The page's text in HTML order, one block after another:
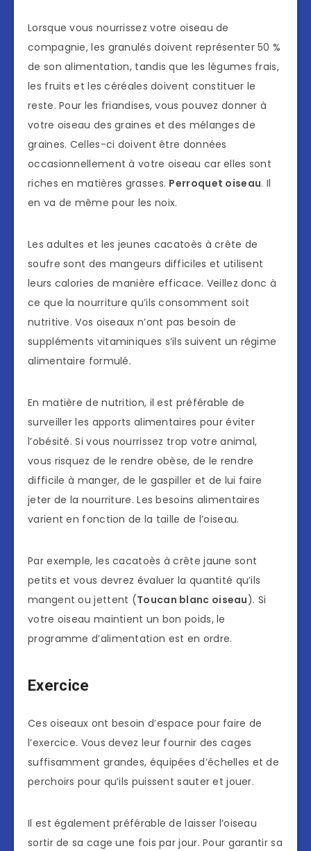
Lorsque vous nourrissez votre oiseau de
compagnie, les granulés doivent représenter 50 %
de son alimentation, tandis que les légumes frais,
les fruits et les céréales doivent constituer le
reste. Pour les friandises, vous pouvez donner à
votre oiseau des graines et des mélanges de
graines. Celles-ci doivent être données
occasionnellement à votre oiseau car elles sont
riches en matières grasses. Perroquet oiseau. Il
en va de même pour les noix.
Les adultes et les jeunes cacatoès à crête de
soufre sont des mangeurs difficiles et utilisent
leurs calories de manière efficace. Veillez donc à
ce que la nourriture qu’ils consomment soit
nutritive. Vos oiseaux n’ont pas besoin de
suppléments vitaminiques s’ils suivent un régime
alimentaire formulé.
En matière de nutrition, il est préférable de
surveiller les apports alimentaires pour éviter
l’obésité. Si vous nourrissez trop votre animal,
vous risquez de le rendre obèse, de le rendre
difficile à manger, de le gaspiller et de lui faire
jeter de la nourriture. Les besoins alimentaires
varient en fonction de la taille de l’oiseau.
Par exemple, les cacatoès à crête jaune sont
petits et vous devrez évaluer la quantité qu’ils
mangent ou jettent (Toucan blanc oiseau). Si
votre oiseau maintient un bon poids, le
programme d’alimentation est en ordre.
Exercice
Ces oiseaux ont besoin d’espace pour faire de
l’exercice. Vous devez leur fournir des cages
suffisamment grandes, équipées d’échelles et de
perchoirs pour qu’ils puissent sauter et jouer.
Il est également préférable de laisser l’oiseau
sortir de sa cage une fois par jour. Pour garantir sa